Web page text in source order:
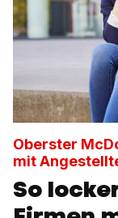
Oberster
mit
So